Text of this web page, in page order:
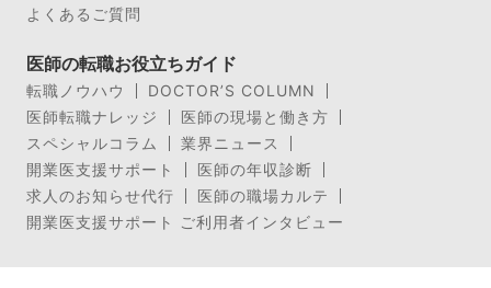
よくあるご質問
医師の転職お役立ちガイド
転職ノウハウ
DOCTOR’S COLUMN
医師転職ナレッジ
医師の現場と働き方
スペシャルコラム
業界ニュース
開業医支援サポート
医師の年収診断
求人のお知らせ代行
医師の職場カルテ
開業医支援サポート ご利用者インタビュー